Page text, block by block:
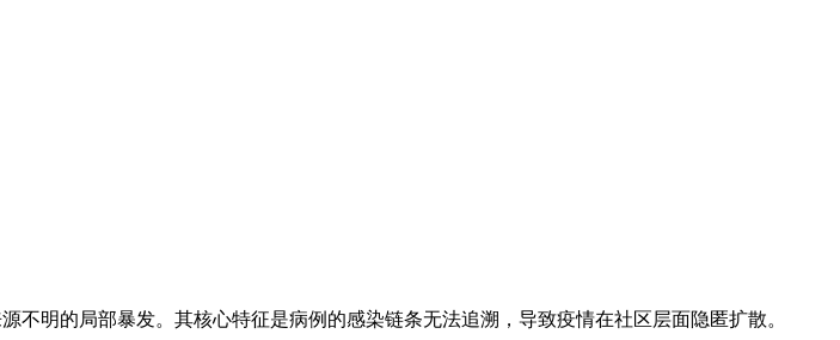
明的局部暴发。其核心特征是病例的感染链条无法追溯，导致疫情在社区层面隐匿扩散。